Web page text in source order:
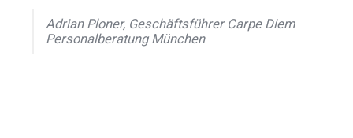
Adrian Ploner, Geschäftsführer Carpe Diem
Personalberatung München